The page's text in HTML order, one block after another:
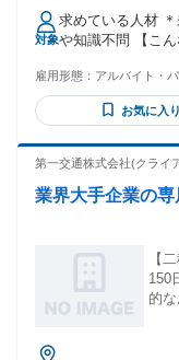
日勤務の場合は
ません） ◆支払い
対象
求めている人材
や知識不問 【こんな経験がある方は特に歓迎】 - PC操作に慣
の経験ある方など
キング／梱包経験
験ある方など） -
雇用形態： アルバイト・パ
お気に入り
第一交通株式会社(クライ
業界大手企業の
【
150
的な